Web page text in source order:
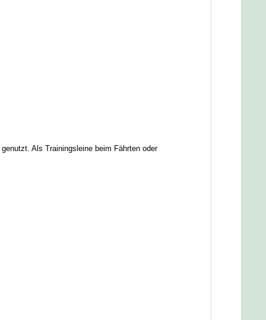
Als Trainingsleine beim Fährten oder